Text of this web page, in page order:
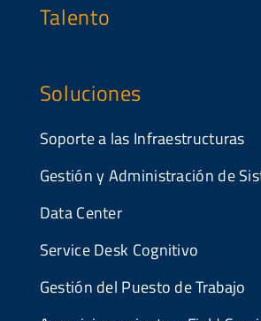
Talento
Soluciones
Soporte a las Infraestructuras
Gestión y Administración de
Data Center
Service Desk Cognitivo
Gestión del Puesto de Trabajo